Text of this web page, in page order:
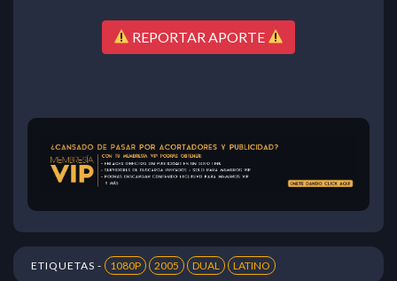
REPORTAR APORTE
ETIQUETAS - 1080P 2005 DUAL LATINO